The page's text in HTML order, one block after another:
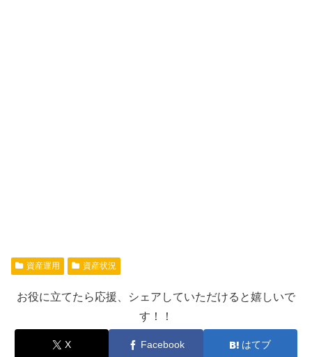
資産運用 資産状況
お役に立てたら応援、シェアしていただけると嬉しいで
す！！
X Facebook はてブ